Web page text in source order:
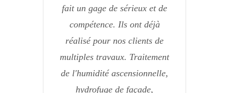
fait un gage de sérieux et de
compétence. Ils ont déjà
réalisé pour nos clients de
multiples travaux. Traitement
de l'humidité ascensionnelle,
hydrofuge de façade,